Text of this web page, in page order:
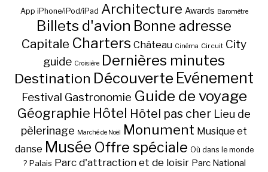
App iPhone/iPod/iPad Architecture Awards Baromètre
Billets d'avion Bonne adresse
Capitale Charters Château Cinéma Circuit City
guide Croisière Dernières minutes
Destination Découverte Evénement
Festival Gastronomie Guide de voyage
Géographie Hôtel Hôtel pas cher Lieu de
pèlerinage Marché de Noël Monument Musique et
danse Musée Offre spéciale Où dans le monde
? Palais Parc d'attraction et de loisir Parc National